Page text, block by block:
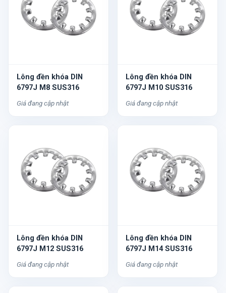
Lông đền khóa DIN
6797J M8 SUS316
Giá đang cập nhật
Lông đền khóa DIN
6797J M10 SUS316
Giá đang cập nhật
Lông đền khóa DIN
6797J M12 SUS316
Giá đang cập nhật
Lông đền khóa DIN
6797J M14 SUS316
Giá đang cập nhật